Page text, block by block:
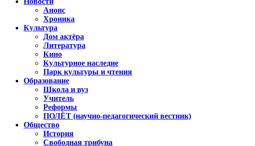
Анонс
Хроника
Культура
Дом актёра
Литература
Кино
Культурное наследие
Парк культуры и чтения
Образование
Школа и вуз
Учитель
Реформы
ПОЛЁТ (научно-педагогический вестник)
Общество
История
Свободная трибуна